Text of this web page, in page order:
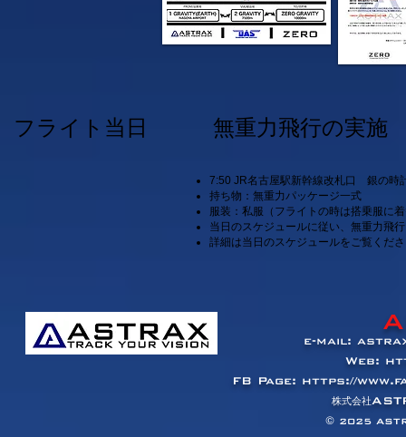
フライト当日 無重力飛行の実施
7:50 JR名古屋駅新幹線改札口 銀の時
持ち物：無重力パッケージ一式
服装：私服（フライトの時は搭乗服に
当日のスケジュールに従い、無重力飛
詳細は当日のスケジュールをご覧くだ
e-mail:
Web:
FB Page: https://
​株式会社
© 2025